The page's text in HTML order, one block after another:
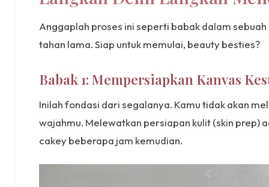
Anggaplah proses ini seperti babak dalam
tahan lama. Siap untuk memulai, beauty besties?
Babak 1: Mempersiapkan Kanvas
Inilah fondasi dari segalanya. Kamu tidak akan
wajahmu. Melewatkan persiapan kulit (skin prep)
cakey beberapa jam kemudian.